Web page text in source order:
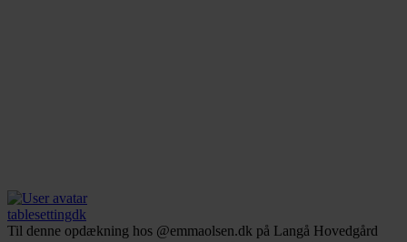
tablesettingdk
Til denne opdækning hos @emmaolsen.dk på Langå Hovedgård